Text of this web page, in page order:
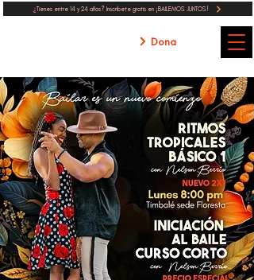
¿Tienes entre 14 y 24 años? Inscribete gratis en ¡BAILEMOS JUNTOS!
Dona